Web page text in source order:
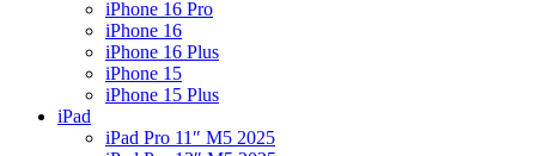
iPhone 16 Pro
iPhone 16
iPhone 16 Plus
iPhone 15
iPhone 15 Plus
iPad
iPad Pro 11″ M5 2025